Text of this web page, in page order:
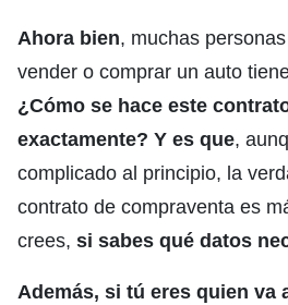
Ahora bien, muchas
vender o comprar un auto
¿Cómo se hace este
exactamente? Y es que,
complicado al principio, la
contrato de compraventa es
crees, si sabes qué datos
Además, si tú eres quien va